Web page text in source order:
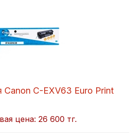
Canon C-EXV63 Euro Print
цена: 26 600 тг.